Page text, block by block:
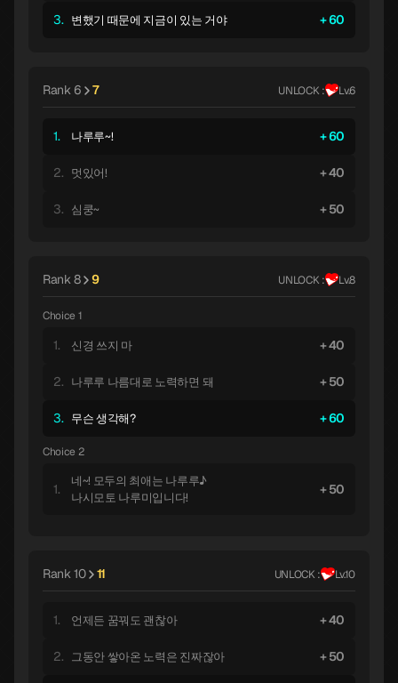
3. 변했기 때문에 지금이 있는 거야 60
Rank 6 7 UNLOCK : Lv.6
1. 나루루~! 60
2. 멋있어! 40
3. 심쿵~ 50
Rank 8 9 UNLOCK : Lv.8
Choice 1
1. 신경 쓰지 마 40
2. 나루루 나름대로 노력하면 돼 50
3. 무슨 생각해? 60
Choice 2
1.
네~! 모두의 최애는 나루루♪
나시모토 나루미입니다!
50
Rank 10 11 UNLOCK : Lv.10
1. 언제든 꿈꿔도 괜찮아 40
2. 그동안 쌓아온 노력은 진짜잖아 50